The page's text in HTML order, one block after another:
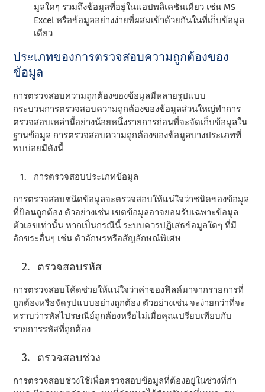
มูลใดๆ รวมถึงข้อมูลที่อยู่ในแอปพลิเคชันเดียว เช่น MS
Excel หรือข้อมูลอย่างง่ายที่ผสมเข้าด้วยกันในที่เก็บข้อมูล
เดียว
ประเภทของการตรวจสอบความถูกต้องของ
ข้อมูล
การตรวจสอบความถูกต้องของข้อมูลมีหลายรูปแบบ
กระบวนการตรวจสอบความถูกต้องของข้อมูลส่วนใหญ่ทําการ
ตรวจสอบเหล่านี้อย่างน้อยหนึ่งรายการก่อนที่จะจัดเก็บข้อมูลใน
ฐานข้อมูล การตรวจสอบความถูกต้องของข้อมูลบางประเภทที่
พบบ่อยมีดังนี้
การตรวจสอบประเภทข้อมูล
การตรวจสอบชนิดข้อมูลจะตรวจสอบให้แน่ใจว่าชนิดของข้อมูล
ที่ป้อนถูกต้อง ตัวอย่างเช่น เขตข้อมูลอาจยอมรับเฉพาะข้อมูล
ตัวเลขเท่านั้น หากเป็นกรณีนี้ ระบบควรปฏิเสธข้อมูลใดๆ ที่มี
อักขระอื่นๆ เช่น ตัวอักษรหรือสัญลักษณ์พิเศษ
ตรวจสอบรหัส
การตรวจสอบโค้ดช่วยให้แน่ใจว่าค่าของฟิลด์มาจากรายการที่
ถูกต้องหรือจัดรูปแบบอย่างถูกต้อง ตัวอย่างเช่น จะง่ายกว่าที่จะ
ทราบว่ารหัสไปรษณีย์ถูกต้องหรือไม่เมื่อคุณเปรียบเทียบกับ
รายการรหัสที่ถูกต้อง
ตรวจสอบช่วง
การตรวจสอบช่วงใช้เพื่อตรวจสอบข้อมูลที่ต้องอยู่ในช่วงที่กํา